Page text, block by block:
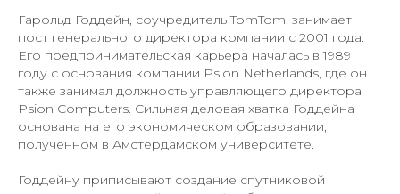
Гарольд Годдейн, соучредитель TomTom, занимает
пост генерального директора компании с 2001 года.
Его предпринимательская карьера началась в 1989
году с основания компании Psion Netherlands, где он
также занимал должность управляющего директора
Psion Computers. Сильная деловая хватка Годдейна
основана на его экономическом образовании,
полученном в Амстердамском университете.
Годдейну приписывают создание спутниковой